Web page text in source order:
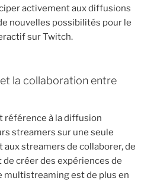
activement aux diffusions
nouvelles possibilités pour le
sur Twitch.
la collaboration entre
référence à la diffusion
streamers sur une seule
streamers de collaborer, de
créer des expériences de
multistreaming est de plus en